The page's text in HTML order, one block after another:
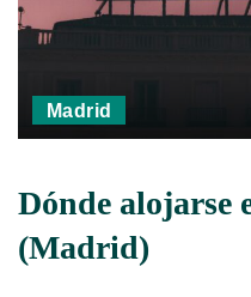
Madrid
Dónde alojarse
(Madrid)